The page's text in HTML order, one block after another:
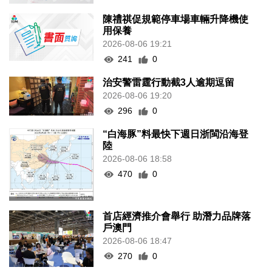
陳禮祺促規範停車場車輛升降機使
用保養
2026-08-06 19:21
241
0
治安警雷霆行動截3人逾期逗留
2026-08-06 19:20
296
0
“白海豚”料最快下週日浙閩沿海登
陸
2026-08-06 18:58
470
0
首店經濟推介會舉行 助潛力品牌落
戶澳門
2026-08-06 18:47
270
0